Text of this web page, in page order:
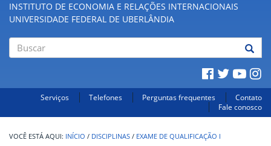
INSTITUTO DE ECONOMIA E RELAÇÕES INTERNACIONAIS
UNIVERSIDADE FEDERAL DE UBERLÂNDIA
Serviços Telefones Perguntas frequentes
Contato
Fale conosco
INÍCIO / DISCIPLINAS / EXAME DE QUALIFICAÇÃO I